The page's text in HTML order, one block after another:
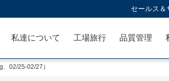
セールス＆
私達について 工場旅行 品質管理
02/25-02/27）